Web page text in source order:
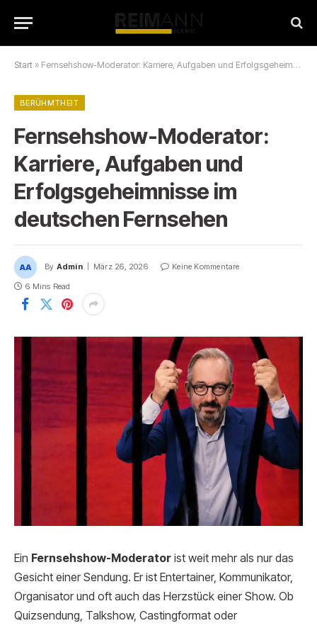
Start » Fernsehshow-Moderator: Karriere, Aufgaben und Erfolgsgeheimnisse im deutschen Fernsehen
BERÜHMTHEIT
Fernsehshow-Moderator:
Karriere, Aufgaben und
Erfolgsgeheimnisse im
deutschen Fernsehen
By Admin März 26, 2026
Keine Kommentare
6 Mins Read
Ein Fernsehshow-Moderator ist weit mehr als nur das
Gesicht einer Sendung. Er ist Entertainer, Kommunikator,
Organisator und oft auch das Herzstück einer Show. Ob
Quizsendung, Talkshow, Castingformat oder